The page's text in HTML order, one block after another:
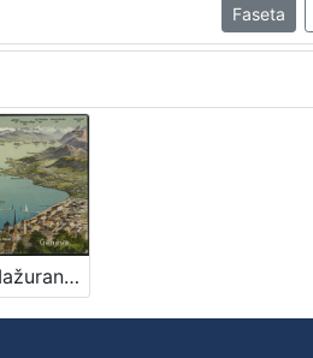
Faseta
[Ivana Brlić-Mažuranić] : [dopisnice i razglednice]